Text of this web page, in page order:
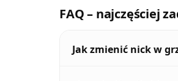
FAQ – najczęściej
Jak zmienić nick w